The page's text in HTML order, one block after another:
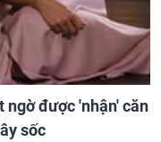
ngờ được 'nhận' căn
sốc